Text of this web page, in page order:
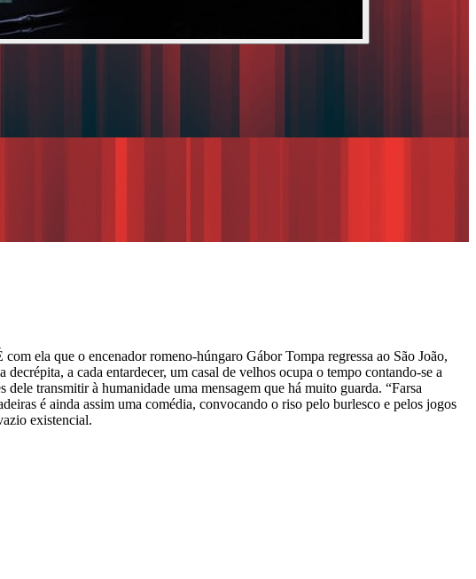
ela que o encenador romeno-húngaro Gábor Tompa regressa ao São João,
a cada entardecer, um casal de velhos ocupa o tempo contando-se a
transmitir à humanidade uma mensagem que há muito guarda. “Farsa
é ainda assim uma comédia, convocando o riso pelo burlesco e pelos jogos
existencial.